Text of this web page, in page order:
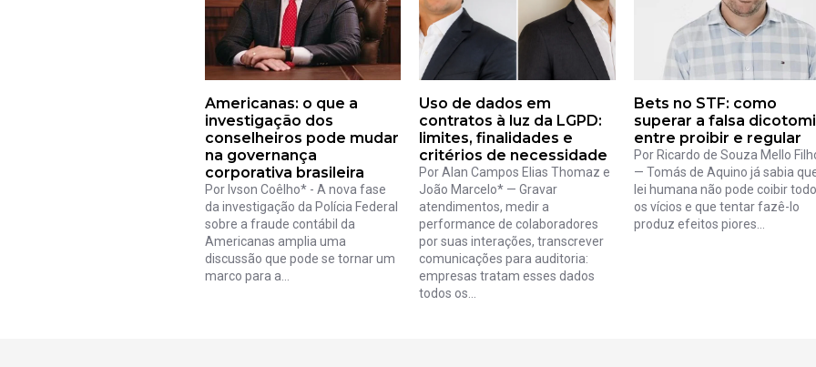
Americanas: o que a
investigação dos
conselheiros pode mudar
na governança
corporativa brasileira
Por Ivson Coêlho* - A nova fase
da investigação da Polícia Federal
sobre a fraude contábil da
Americanas amplia uma
discussão que pode se tornar um
marco para a...
Uso de dados em
contratos à luz da LGPD:
limites, finalidades e
critérios de necessidade
Por Alan Campos Elias Thomaz e
João Marcelo* — Gravar
atendimentos, medir a
performance de colaboradores
por suas interações, transcrever
comunicações para auditoria:
empresas tratam esses dados
todos os...
Bets no STF: como
superar a falsa
entre proibir e regular
Por Ricardo de Souza Mello
— Tomás de Aquino já sabia
lei humana não pode coibir
os vícios e que tentar fazê-lo
produz efeitos piores...